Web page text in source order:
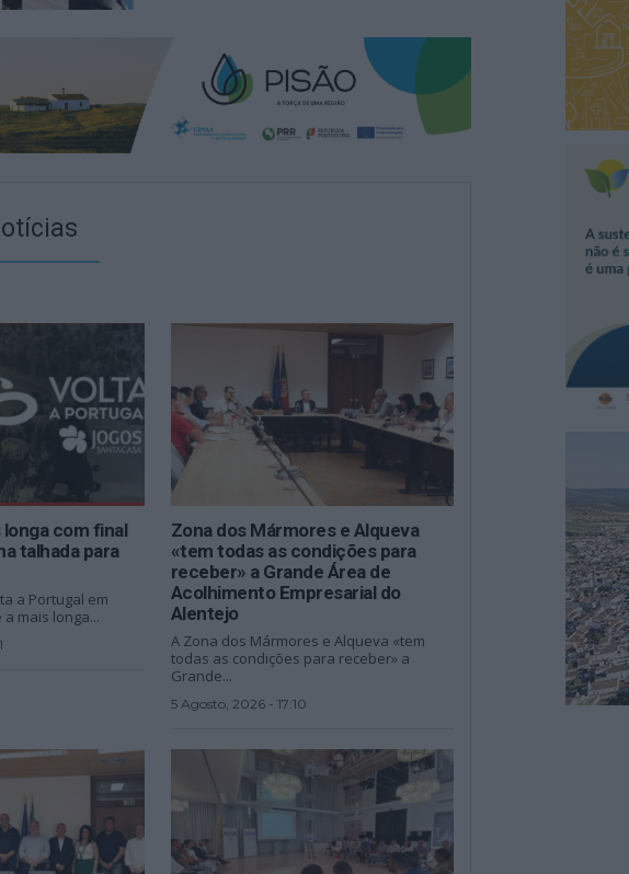
longa com final
talhada para
a Portugal em
mais longa...
Zona dos Mármores e Alqueva
«tem todas as condições para
receber» a Grande Área de
Acolhimento Empresarial do
Alentejo
A Zona dos Mármores e Alqueva «tem
todas as condições para receber» a
Grande...
5 Agosto, 2026 - 17:10